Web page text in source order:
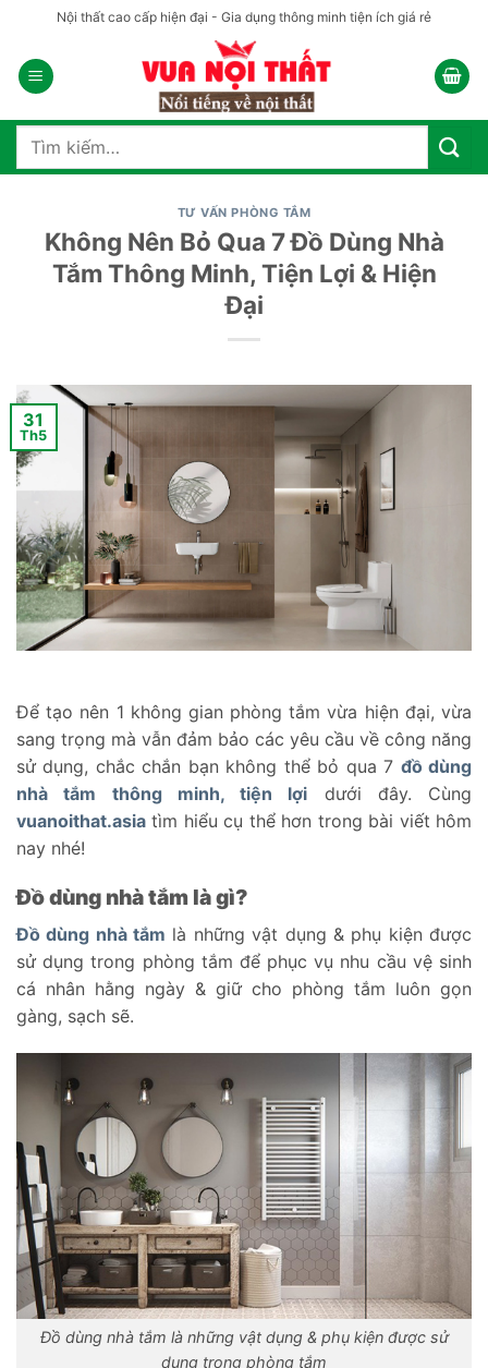
nội
dung
Nội thất cao cấp hiện đại - Gia dụng thông minh tiện ích giá rẻ
Tìm
TƯ VẤN PHÒNG TẮM
Không Nên Bỏ Qua 7 Đồ Dùng Nhà
Tắm Thông Minh, Tiện Lợi & Hiện
Đại
31
Th5
Để tạo nên 1 không gian phòng tắm vừa hiện đại, vừa
sang trọng mà vẫn đảm bảo các yêu cầu về công năng
sử dụng, chắc chắn bạn không thể bỏ qua 7 đồ dùng
nhà tắm thông minh, tiện lợi dưới đây. Cùng
vuanoithat.asia tìm hiểu cụ thể hơn trong bài viết hôm
nay nhé!
Đồ dùng nhà tắm là gì?
Đồ dùng nhà tắm là những vật dụng & phụ kiện được
sử dụng trong phòng tắm để phục vụ nhu cầu vệ sinh
cá nhân hằng ngày & giữ cho phòng tắm luôn gọn
gàng, sạch sẽ.
Đồ dùng nhà tắm là những vật dụng & phụ kiện được sử
dụng trong phòng tắm